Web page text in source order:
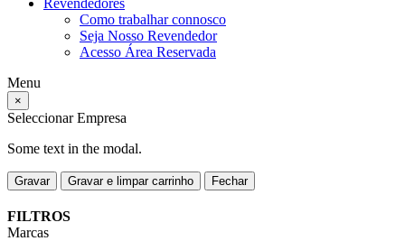
Revendedores
Como trabalhar connosco
Seja Nosso Revendedor
Acesso Área Reservada
Menu
×
Seleccionar Empresa
Some text in the modal.
Gravar Gravar e limpar carrinho Fechar
FILTROS
Marcas